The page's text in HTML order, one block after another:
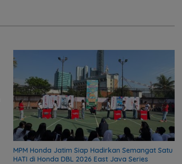
MPM Honda Jatim Siap Hadirkan Semangat Satu
HATI di Honda DBL 2026 East Java Series